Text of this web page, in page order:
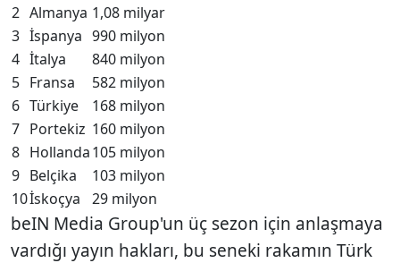
2 Almanya 1,08 milyar
3 İspanya 990 milyon
4 İtalya
840 milyon
5 Fransa
582 milyon
6 Türkiye
168 milyon
7 Portekiz 160 milyon
8 Hollanda105 milyon
9 Belçika
103 milyon
10İskoçya 29 milyon
beIN Media Group'un üç sezon için anlaşmaya
vardığı yayın hakları, bu seneki rakamın Türk